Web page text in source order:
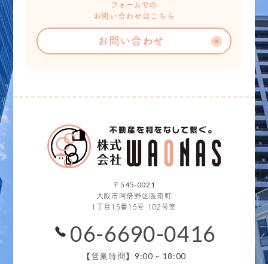
フォームでの
お問い合わせはこちら
お問い合わせ
〒545-0021
大阪市阿倍野区阪南町
1丁目15番15号 102号室
06-6690-0416
【営業時間】9:00 ~ 18:00